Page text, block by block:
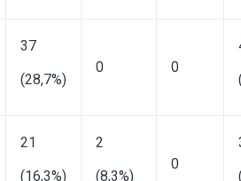
37
(28,7%)
0 0
21
(16,3%)
2
(8,3%)
0